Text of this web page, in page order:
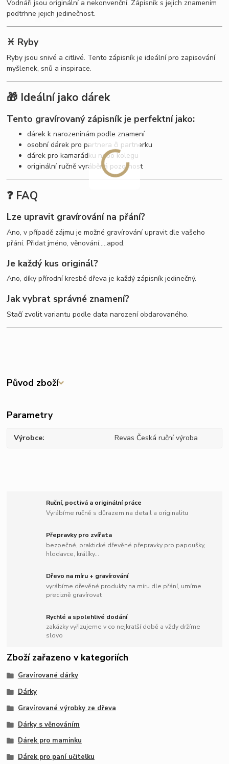
Vodnáři jsou originální a nekonvenční. Zápisník s jejich znamením
podtrhne jejich jedinečnost.
♓ Ryby
Ryby jsou snivé a citlivé. Tento zápisník je ideální pro zapisování
myšlenek, snů a inspirace.
🎁 Ideální jako dárek
Tento gravírovaný zápisník je perfektní jako:
dárek k narozeninám podle znamení
osobní dárek pro partnera či partnerku
dárek pro kamarádku nebo kolegu
originální ručně vyráběná pozornost
❓ FAQ
Lze upravit gravírování na přání?
Ano, v případě zájmu je možné gravírování upravit dle vašeho
přání. Přidat jméno, věnování.....apod.
Je každý kus originál?
Ano, díky přírodní kresbě dřeva je každý zápisník jedinečný.
Jak vybrat správné znamení?
Stačí zvolit variantu podle data narození obdarovaného.
Původ zboží
Parametry
Výrobce Revas Česká ruční výroba
Ruční, poctivá a originální práce
Vyrábíme ručně s důrazem na detail a originalitu
Přepravky pro zvířata
bezpečné, praktické dřevěné přepravky pro papoušky,
hlodavce, králíky...
Dřevo na míru + gravírování
vyrábíme dřevěné produkty na míru dle přání, umíme
precizně gravírovat
Rychlé a spolehlivé dodání
zakázky vyřizujeme v co nejkratší době a vždy držíme
slovo
Zboží zařazeno v kategoriích
Gravírované dárky
Dárky
Gravírované výrobky ze dřeva
Dárky s věnováním
Dárek pro maminku
Dárek pro paní učitelku